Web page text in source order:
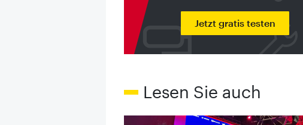
Jetzt gratis testen
Lesen Sie auch